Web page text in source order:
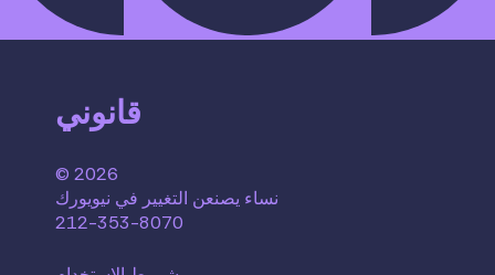
قانوني
© 2026
نساء يصنعن التغيير في نيويورك
212-353-8070